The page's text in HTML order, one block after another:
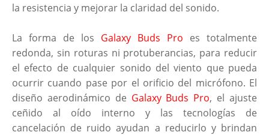
la resistencia y mejorar la claridad del sonido.
La forma de los Galaxy Buds Pro es totalmente
redonda, sin roturas ni protuberancias, para reducir
el efecto de cualquier sonido del viento que pueda
ocurrir cuando pase por el orificio del micrófono. El
diseño aerodinámico de Galaxy Buds Pro, el ajuste
ceñido al oído interno y las tecnologías de
cancelación de ruido ayudan a reducirlo y brindan